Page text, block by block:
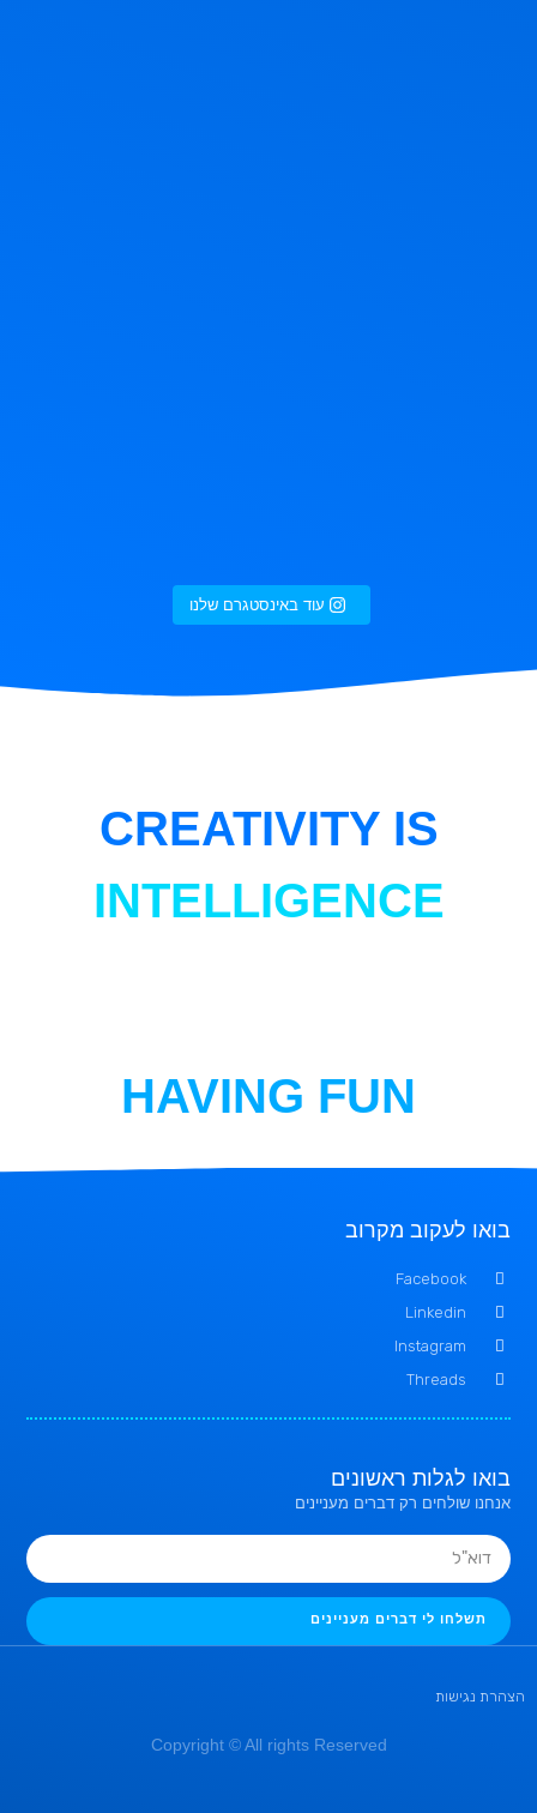
עוד באינסטגרם שלנו
CREATIVITY IS
INTELLIGENCE
HAVING FUN
בואו לעקוב מקרוב
Facebook
Linkedin
Instagram
Threads
בואו לגלות ראשונים
אנחנו שולחים רק דברים מעניינים
תשלחו לי דברים מעניינים
הצהרת נגישות
Copyright © All rights Reserved